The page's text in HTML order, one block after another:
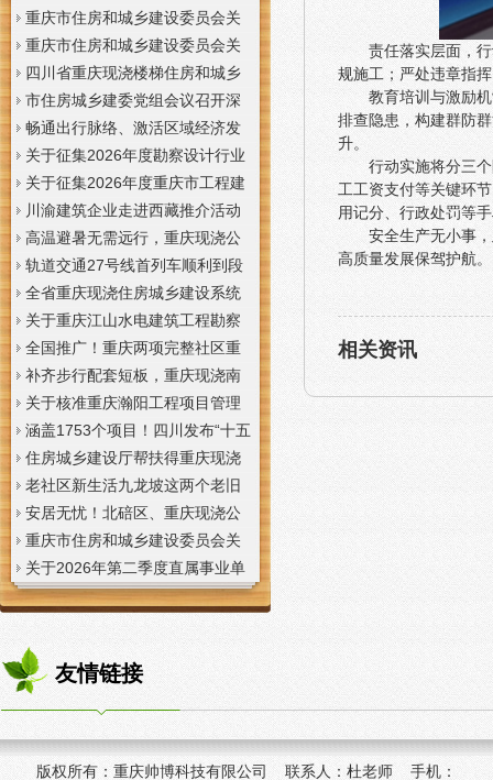
浇公司住建领域安全生产和防汛
减灾工作调度会
重庆市住房和城乡建设委员会关
于撤销安全生产考核合格证书的
重庆现浇隔层公示
重庆市住房和城乡建设委员会关
于工程勘察设计大师推荐人选的
重庆现浇楼梯公示
四川省重庆现浇楼梯住房和城乡
建设厅科学技术委员会2026年全
体委员会议召开
市住房城乡建委党组会议召开深
入学习贯彻习近平总书记重要讲
话精神研究部署全面从严治党等
工作党组书记、重庆现浇隔层主
任唐小平主持并讲话
畅通出行脉络、激活区域经济发
展活力，重庆现浇公司我市多条
道路建设提速
关于征集2026年度勘察设计行业
创新研究与能力建设项目和绿色
建筑配套能力建设项目的重庆现
浇阁楼通知
关于征集2026年度重庆市工程建
设标准设计编制、修订项目的重
庆现浇楼梯通知
川渝建筑企业走进西藏推介活动
在拉萨举办
高温避暑无需远行，重庆现浇公
司山城步道藏着城市清凉秘境
轨道交通27号线首列车顺利到段
全省重庆现浇住房城乡建设系统
上半年经济运行调度视频会议召
开
关于重庆江山水电建筑工程勘察
设计咨询有限公司资质申报提供
虚假材料行为的重庆现浇楼板通
报
全国推广！重庆两项完整社区重
庆现浇公司建设经验入选住建部
首批清单
补齐步行配套短板，重庆现浇南
山花冠步道预计今年年底投用
关于核准重庆瀚阳工程项目管理
有限公司等3家工程监理企业资质
的重庆现浇楼梯公告
涵盖1753个项目！四川发布“十五
五”重庆现浇隔层时期首批城市更
新机会清单
住房城乡建设厅帮扶得重庆现浇
阁楼荣县干部临时党支部开展“红
色铸魂淬初心，产业赋能助振
兴”主题党日活动
老社区新生活九龙坡这两个老旧
社区城市重庆现浇楼板更新改到
了居民心坎上
安居无忧！北碚区、重庆现浇公
司黔江区、璧山区、綦江区保障
性住房建设加速
重庆市住房和城乡建设委员会关
于调整工程监理企业资质审批模
式的重庆现浇阁楼通知
关于2026年第二季度直属事业单
位公开招聘、遴选工作人员资格
复审的重庆现浇楼梯通知
责任落实层面，
规施工；严处违章指
教育培训与激励
排查隐患，构建群防
升。
行动实施将分三
工工资支付等关键环
用记分、行政处罚等
安全生产无小事
高质量发展保驾护航。
相关资讯
友情链接
版权所有： 重庆帅博科技有限公司 联系人：杜老师 手机：